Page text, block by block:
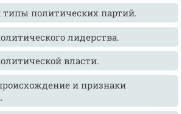
политических партий.
лидерства.
власти.
и признаки